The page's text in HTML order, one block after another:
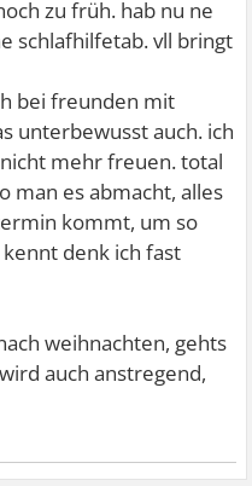
zu früh. hab nu ne
schlafhilfetab. vll bringt
bei freunden mit
unterbewusst auch. ich
mehr freuen. total
man es abmacht, alles
kommt, um so
denk ich fast
weihnachten, gehts
auch anstregend,